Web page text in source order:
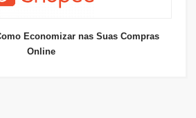
Economizar nas Suas Compras
Online